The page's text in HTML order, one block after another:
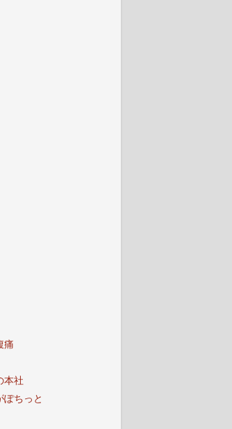
痛
本社
ぽちっと